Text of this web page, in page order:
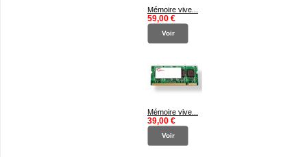
Mémoire vive...
59,00 €
Voir
Mémoire vive...
39,00 €
Voir